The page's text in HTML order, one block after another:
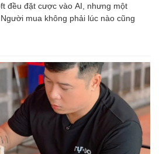
đều đặt cược vào AI, nhưng một
mua không phải lúc nào cũng